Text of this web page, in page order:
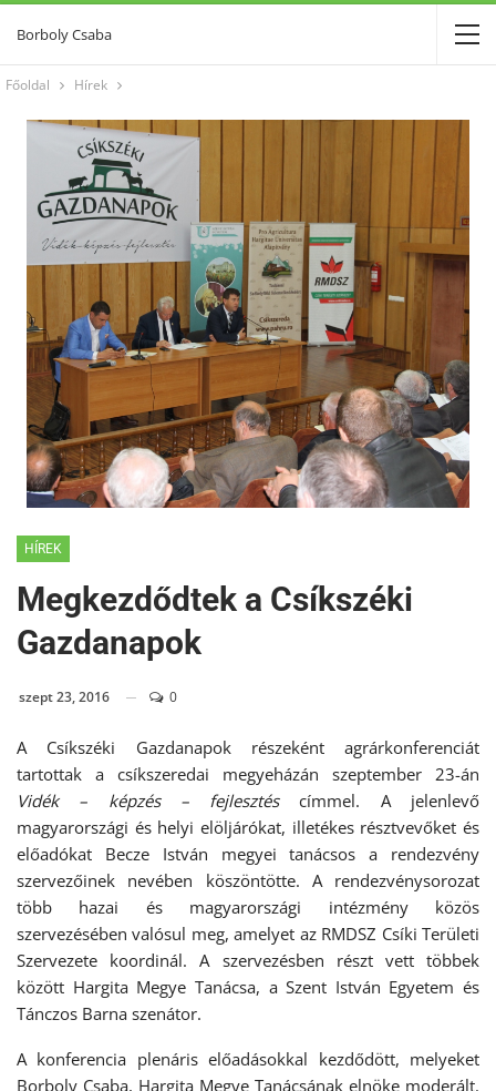
Borboly Csaba
Főoldal Hírek
HÍREK
Megkezdődtek a Csíkszéki
Gazdanapok
szept 23, 2016 0
A Csíkszéki Gazdanapok részeként agrárkonferenciát
tartottak a csíkszeredai megyeházán szeptember 23-án
Vidék – képzés – fejlesztéscímmel. A jelenlevő
magyarországi és helyi elöljárókat, illetékes résztvevőket és
előadókat Becze István megyei tanácsos a rendezvény
szervezőinek nevében köszöntötte. A rendezvénysorozat
több hazai és magyarországi intézmény közös
szervezésében valósul meg, amelyet az RMDSZ Csíki Területi
Szervezete koordinál. A szervezésben részt vett többek
között Hargita Megye Tanácsa, a Szent István Egyetem és
Tánczos Barna szenátor.
A konferencia plenáris előadásokkal kezdődött, melyeket
Borboly Csaba, Hargita Megye Tanácsának elnöke moderált.